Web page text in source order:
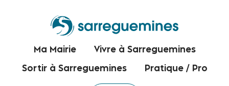
Ma Mairie Vivre à Sarreguemines
Sortir à Sarreguemines Pratique / Pro